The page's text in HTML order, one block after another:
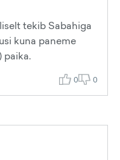
tekib Sabahiga
kuna paneme
paika.
0 0